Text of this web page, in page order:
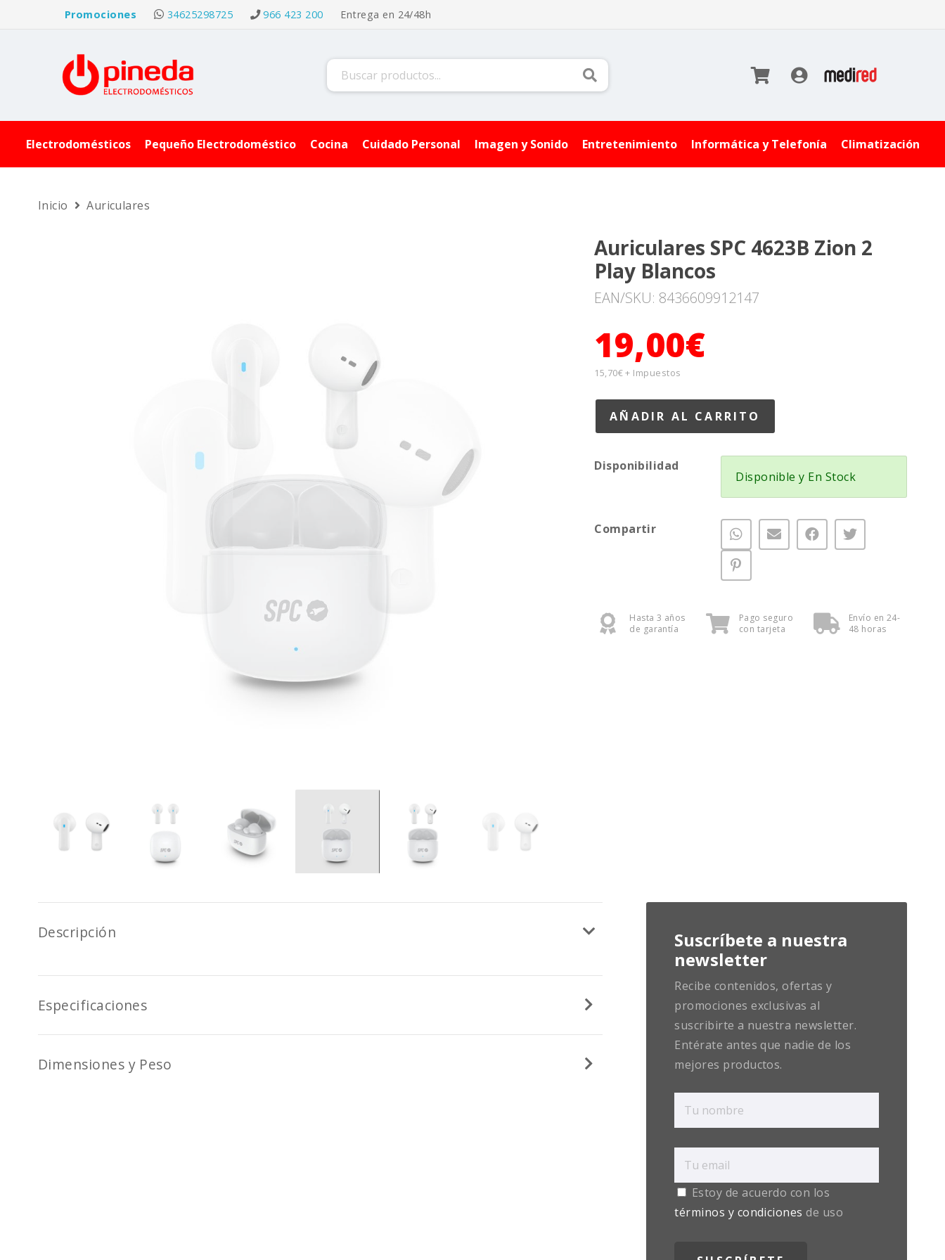
Promociones 34625298725 966 423 200 Entrega en 24/48h
Electrodomésticos Pequeño Electrodoméstico Cocina Cuidado Personal Imagen y Sonido Entretenimiento Informática y Telefonía Climatización
Inicio  Auriculares
Auriculares SPC 4623B Zion 2
Play Blancos
EAN/SKU: 8436609912147
19,00€
15,70€ + Impuestos
Disponibilidad
Disponible y En Stock
Compartir
Hasta 3 años
de garantía
Pago seguro
con tarjeta
Envío en 24-
48 horas
Descripción
Especificaciones
Dimensiones y Peso
Suscríbete a nuestra
newsletter
Recibe contenidos, ofertas y
promociones exclusivas al
suscribirte a nuestra newsletter.
Entérate antes que nadie de los
mejores productos.
Estoy de acuerdo con los
términos y condiciones de uso